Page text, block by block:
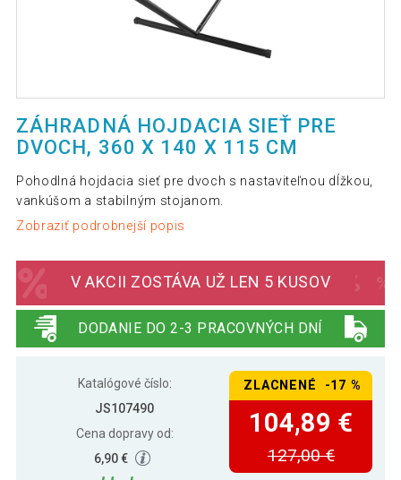
ZÁHRADNÁ HOJDACIA SIEŤ PRE
DVOCH, 360 X 140 X 115 CM
Pohodlná hojdacia sieť pre dvoch s nastaviteľnou dĺžkou,
vankúšom a stabilným stojanom.
Zobraziť podrobnejší popis
V AKCII ZOSTÁVA UŽ LEN 5 KUSOV
DODANIE DO 2-3 PRACOVNÝCH DNÍ
Katalógové číslo:
JS107490
Cena dopravy od:
6,90 €
ZLACNENÉ -17 %
104,89 €
127,00 €